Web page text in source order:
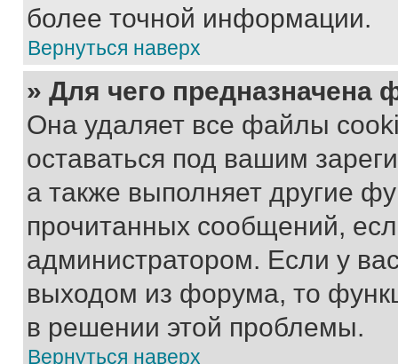
более точной информации.
Вернуться наверх
» Для чего предназначена
Она удаляет все файлы
оставаться под вашим
а также выполняет другие
прочитанных сообщений,
администратором. Если у
выходом из форума, то
в решении этой проблемы.
Вернуться наверх